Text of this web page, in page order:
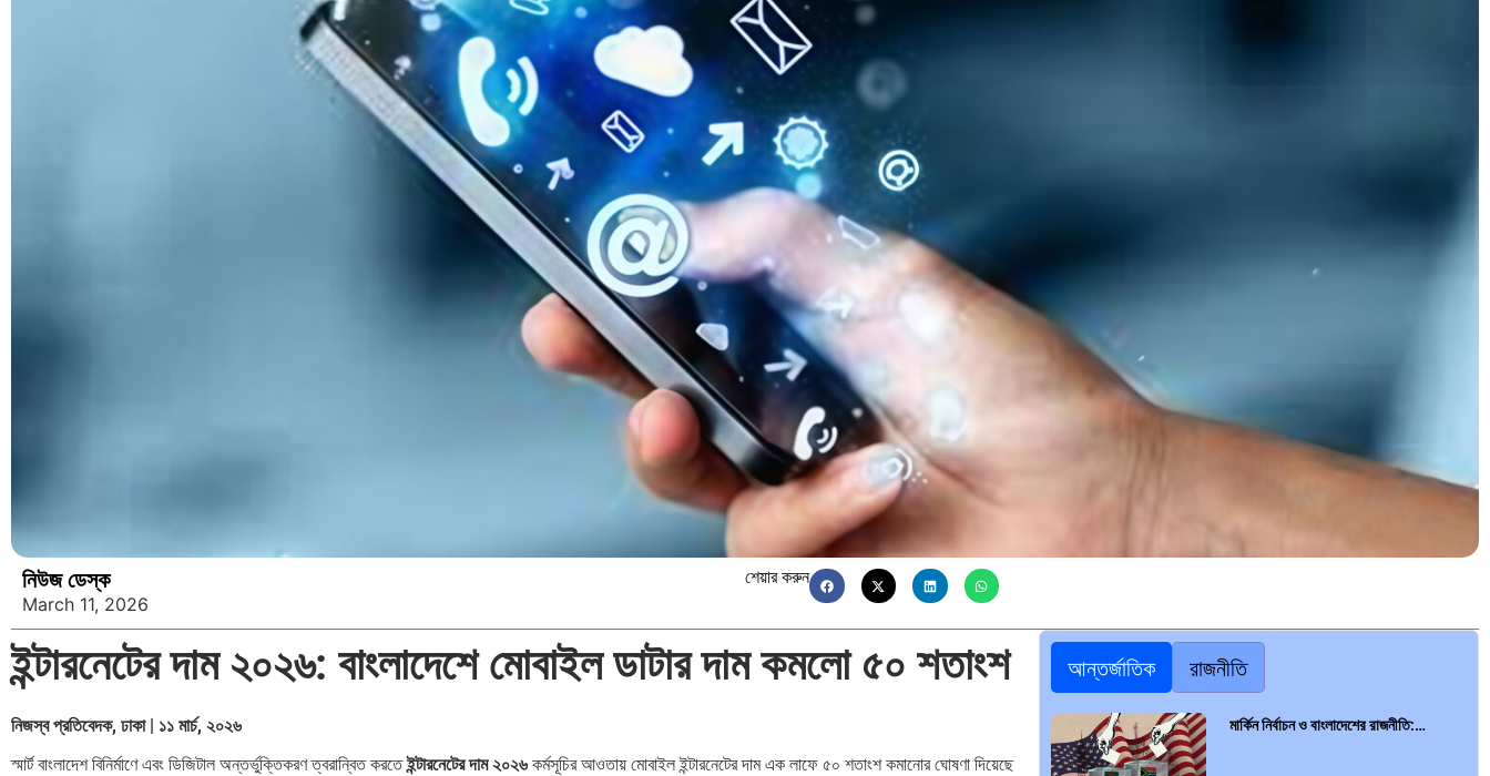
নিউজ ডেস্ক
March 11, 2026
শেয়ার করুন
ইন্টারনেটের দাম ২০২৬: বাংলাদেশে মোবাইল ডাটার দাম কমলো ৫০ শতাংশ
নিজস্ব প্রতিবেদক, ঢাকা | ১১ মার্চ, ২০২৬
স্মার্ট বাংলাদেশ বিনির্মাণে এবং ডিজিটাল অন্তর্ভুক্তিকরণ ত্বরান্বিত করতেইন্টারনেটের দাম ২০২৬ কর্মসূচির আওতায় মোবাইল ইন্টারনেটের দাম এক লাফে ৫০ শতাংশ কমানোর ঘোষণা দিয়েছে
আন্তর্জাতিক রাজনীতি
মার্কিন নির্বাচন ও বাংলাদেশের রাজনীতি:…